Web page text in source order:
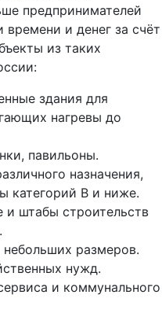
предпринимателей
и денег за счёт
из таких
здания для
нагревы до
павильоны.
назначения,
категорий В и ниже.
штабы строительств
размеров.
нужд.
и коммунального